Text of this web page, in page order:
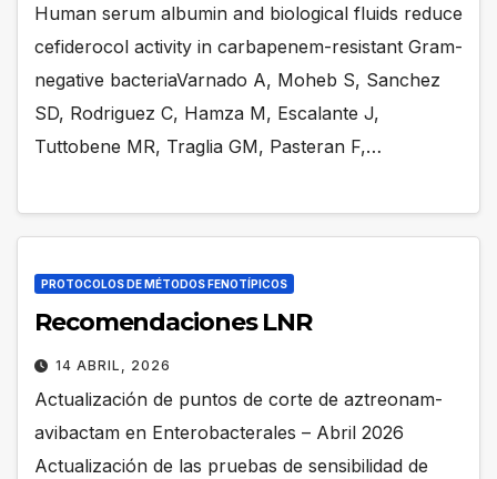
Human serum albumin and biological fluids reduce
cefiderocol activity in carbapenem-resistant Gram-
negative bacteriaVarnado A, Moheb S, Sanchez
SD, Rodriguez C, Hamza M, Escalante J,
Tuttobene MR, Traglia GM, Pasteran F,…
PROTOCOLOS DE MÉTODOS FENOTÍPICOS
Recomendaciones LNR
14 ABRIL, 2026
Actualización de puntos de corte de aztreonam-
avibactam en Enterobacterales – Abril 2026
Actualización de las pruebas de sensibilidad de